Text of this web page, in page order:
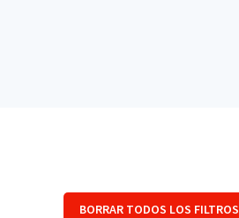
BORRAR TODOS LOS FILTROS